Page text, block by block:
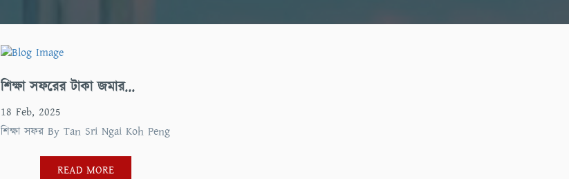
শিক্ষা সফরের টাকা জমার...
18 Feb, 2025
শিক্ষা সফর By Tan Sri Ngai Koh Peng
READ MORE